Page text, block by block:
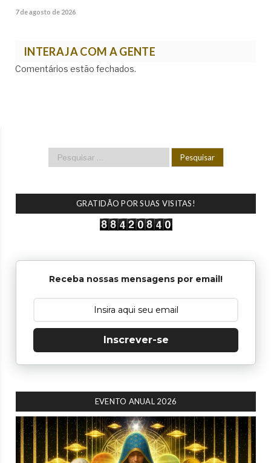
7 de agosto de 2026
INTERAJA COM A GENTE
Comentários estão fechados.
GRATIDÃO POR SUAS VISITAS!
Receba nossas mensagens por email!
Inscrever-se
EVENTO ANUAL 2026